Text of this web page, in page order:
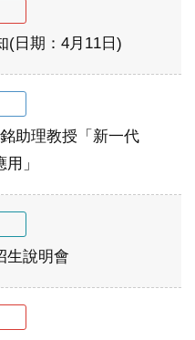
(日期：4月11日)
助理教授「新一代
」
生說明會